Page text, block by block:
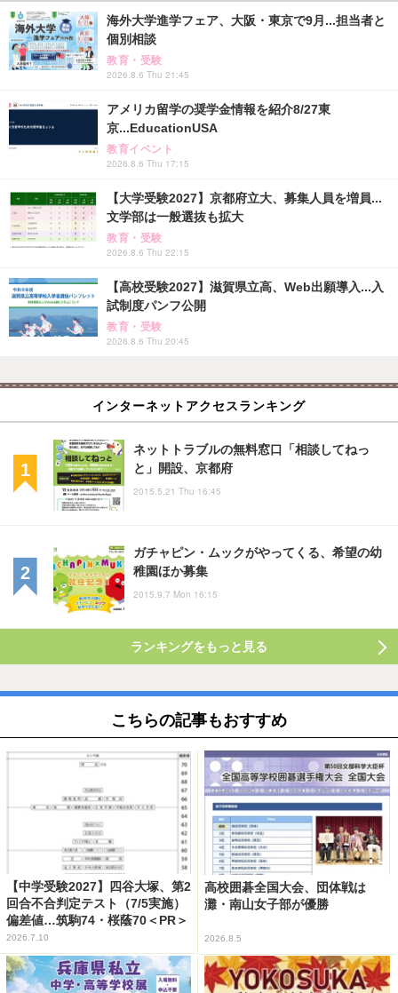
海外大学進学フェア、大阪・東京で9月...担当者と
個別相談
教育・受験
2026.8.6 Thu 21:45
アメリカ留学の奨学金情報を紹介8/27東
京...EducationUSA
教育イベント
2026.8.6 Thu 17:15
【大学受験2027】京都府立大、募集人員を増員...
文学部は一般選抜も拡大
教育・受験
2026.8.6 Thu 22:15
【高校受験2027】滋賀県立高、Web出願導入...入
試制度パンフ公開
教育・受験
2026.8.6 Thu 20:45
インターネットアクセスランキング
ネットトラブルの無料窓口「相談してねっ
と」開設、京都府
2015.5.21 Thu 16:45
ガチャピン・ムックがやってくる、希望の幼
稚園ほか募集
2015.9.7 Mon 16:15
ランキングをもっと見る
こちらの記事もおすすめ
【中学受験2027】四谷大塚、第2
回合不合判定テスト（7/5実施）
偏差値…筑駒74・桜蔭70＜PR＞
2026.7.10
高校囲碁全国大会、団体戦は
灘・南山女子部が優勝
2026.8.5